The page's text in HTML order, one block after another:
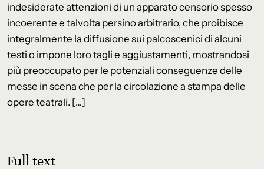
indesiderate attenzioni di un apparato censorio spesso
incoerente e talvolta persino arbitrario, che proibisce
integralmente la diffusione sui palcoscenici di alcuni
testi o impone loro tagli e aggiustamenti, mostrandosi
più preoccupato per le potenziali conseguenze delle
messe in scena che per la circolazione a stampa delle
opere teatrali. […]
Full text